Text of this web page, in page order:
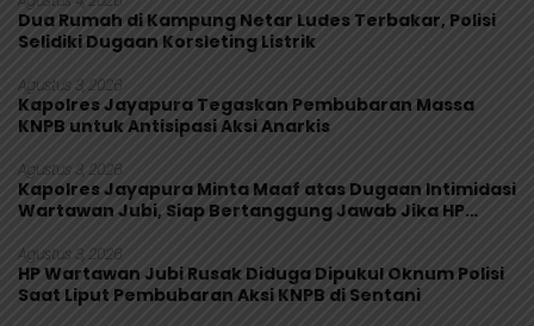
Dua Rumah di Kampung Netar Ludes Terbakar, Polisi
Selidiki Dugaan Korsleting Listrik
Agustus 3, 2026
Kapolres Jayapura Tegaskan Pembubaran Massa
KNPB untuk Antisipasi Aksi Anarkis
Agustus 3, 2026
Kapolres Jayapura Minta Maaf atas Dugaan Intimidasi
Wartawan Jubi, Siap Bertanggung Jawab Jika HP
Agustus 3, 2026
HP Wartawan Jubi Rusak Diduga Dipukul Oknum Polisi
Saat Liput Pembubaran Aksi KNPB di Sentani